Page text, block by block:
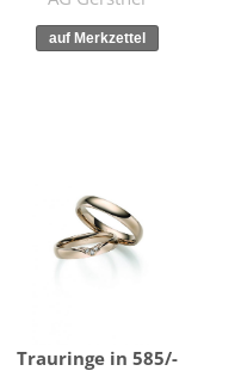
Trauringe in 585/-